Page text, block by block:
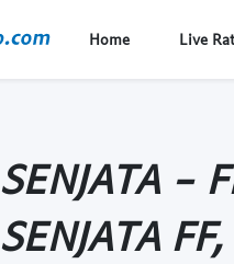
Home Live
SENJATA -
SENJATA